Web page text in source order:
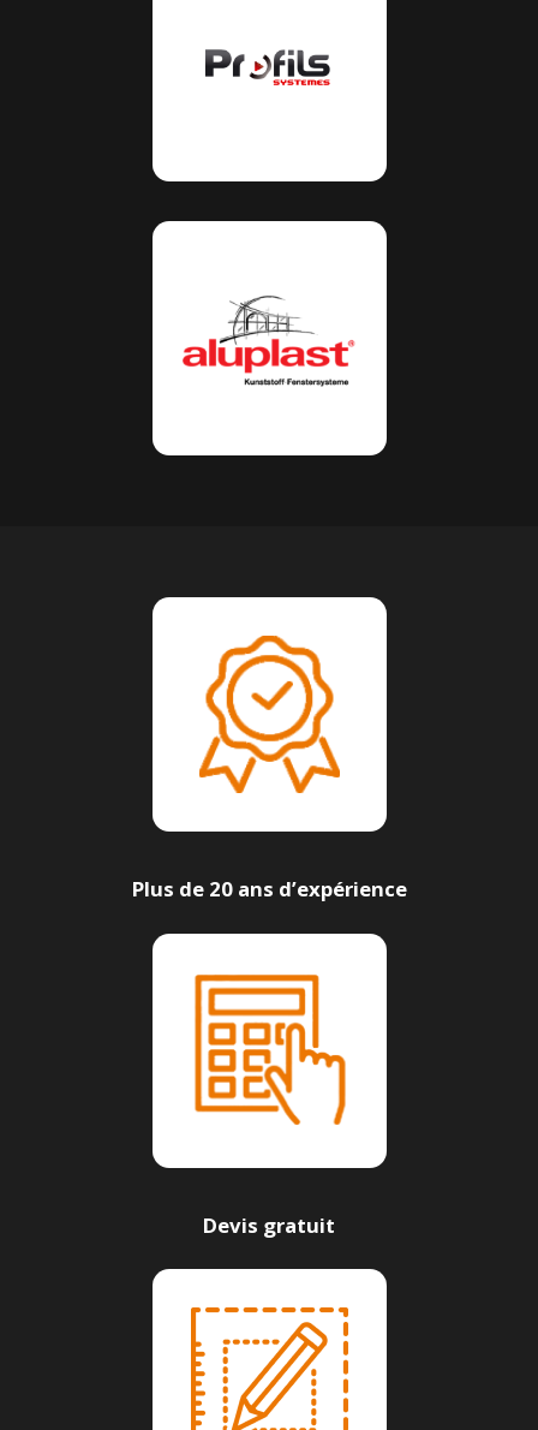
Plus de 20 ans d’expérience
Devis gratuit